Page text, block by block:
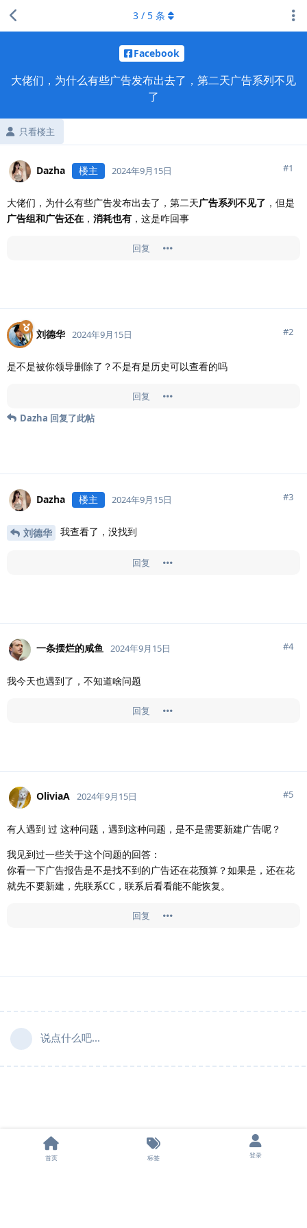
Facebook
大佬们，为什么有些广告发布出去了，第二天广告系列不见
了
只看楼主
3 / 5 条
Dazha 楼主 2024年9月15日 #1
大佬们，为什么有些广告发布出去了，第二天广告系列不见了 ，但是
广告组和广告还在 ， 消耗也有 ，这是咋回事
回复
刘德华 2024年9月15日 #2
是不是被你领导删除了？不是有是历史可以查看的吗
回复
Dazha 回复了此帖
Dazha 楼主 2024年9月15日 #3
刘德华 我查看了，没找到
回复
一条摆烂的咸鱼 2024年9月15日 #4
我今天也遇到了，不知道啥问题
回复
OliviaA 2024年9月15日 #5
有人遇到 过 这种问题，遇到这种问题，是不是需要新建广告呢？
我见到过一些关于这个问题的回答：
你看一下广告报告是不是找不到的广告还在花预算？如果是，还在花
就先不要新建，先联系CC，联系后看看能不能恢复。
回复
说点什么吧...
首页 标签 登录